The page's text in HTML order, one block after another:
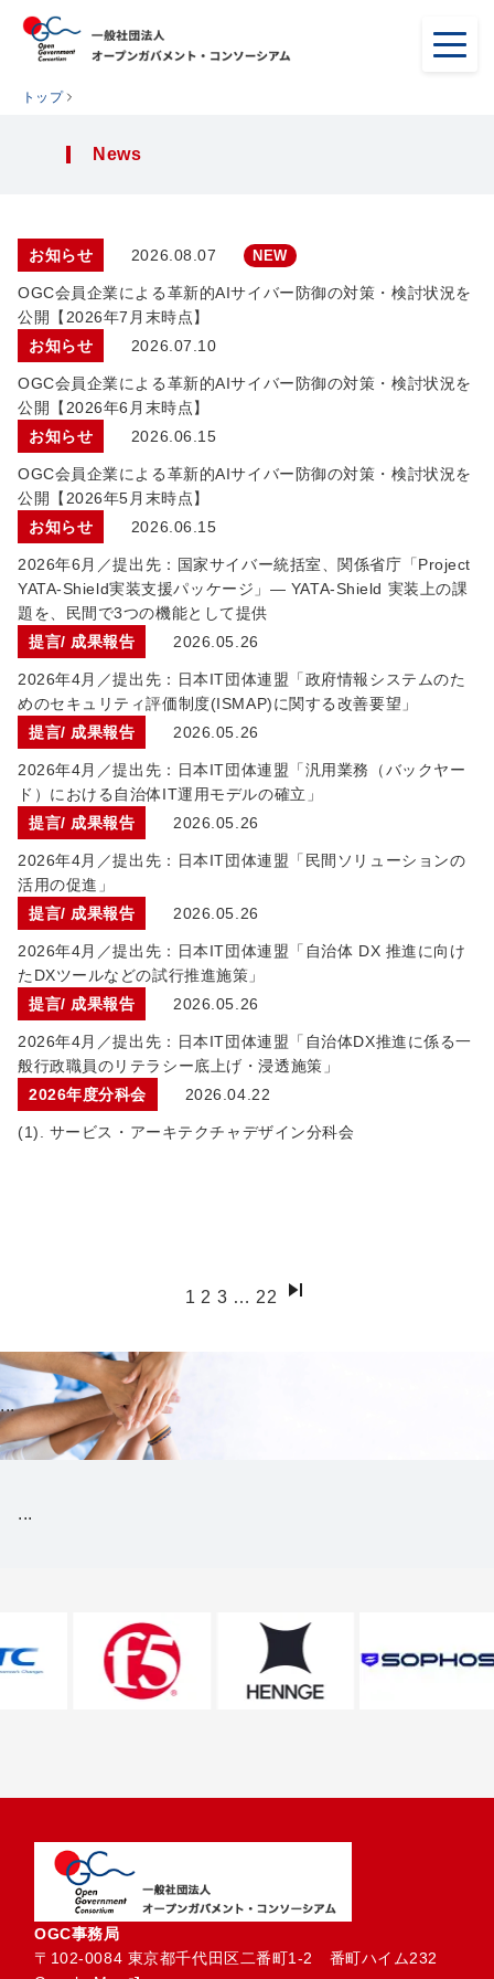
トップ
News
お知らせ 2026.08.07 NEW
OGC会員企業による革新的AIサイバー防御の対策・検討状況を
公開【2026年7月末時点】
お知らせ
2026.07.10
OGC会員企業による革新的AIサイバー防御の対策・検討状況を
公開【2026年6月末時点】
お知らせ
2026.06.15
OGC会員企業による革新的AIサイバー防御の対策・検討状況を
公開【2026年5月末時点】
お知らせ
2026.06.15
2026年6月／提出先：国家サイバー統括室、関係省庁「Project
YATA-Shield実装支援パッケージ」— YATA-Shield 実装上の課
題を、民間で3つの機能として提供
提言/ 成果報告
2026.05.26
2026年4月／提出先：日本IT団体連盟「政府情報システムのた
めのセキュリティ評価制度(ISMAP)に関する改善要望」
提言/ 成果報告
2026.05.26
2026年4月／提出先：日本IT団体連盟「汎用業務（バックヤー
ド）における自治体IT運用モデルの確立」
提言/ 成果報告
2026.05.26
2026年4月／提出先：日本IT団体連盟「民間ソリューションの
活用の促進」
提言/ 成果報告
2026.05.26
2026年4月／提出先：日本IT団体連盟「自治体 DX 推進に向け
たDXツールなどの試行推進施策」
提言/ 成果報告
2026.05.26
2026年4月／提出先：日本IT団体連盟「自治体DX推進に係る一
般行政職員のリテラシー底上げ・浸透施策」
2026年度分科会
2026.04.22
(1). サービス・アーキテクチャデザイン分科会
1 2 3 … 22
...
...
OGC事務局
〒102-0084 東京都千代田区二番町1-2　番町ハイム232